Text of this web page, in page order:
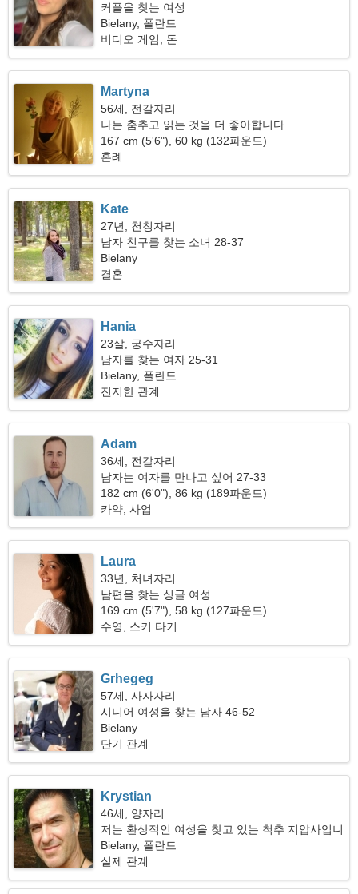
커플을 찾는 여성
Bielany, 폴란드
비디오 게임, 돈
Martyna
56세, 전갈자리
나는 춤추고 읽는 것을 더 좋아합니다
167 cm (5'6"), 60 kg (132파운드)
혼례
Kate
27년, 천칭자리
남자 친구를 찾는 소녀 28-37
Bielany
결혼
Hania
23살, 궁수자리
남자를 찾는 여자 25-31
Bielany, 폴란드
진지한 관계
Adam
36세, 전갈자리
남자는 여자를 만나고 싶어 27-33
182 cm (6'0"), 86 kg (189파운드)
카약, 사업
Laura
33년, 처녀자리
남편을 찾는 싱글 여성
169 cm (5'7"), 58 kg (127파운드)
수영, 스키 타기
Grhegeg
57세, 사자자리
시니어 여성을 찾는 남자 46-52
Bielany
단기 관계
Krystian
46세, 양자리
저는 환상적인 여성을 찾고 있는 척추 지압사입니
다
Bielany, 폴란드
실제 관계